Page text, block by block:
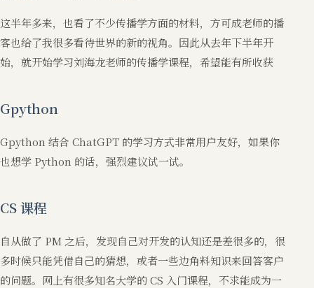
这半年多来，也看了不少传播学方面的材料，方可成老师的播
客也给了我很多看待世界的新的视角。因此从去年下半年开
始，就开始学习刘海龙老师的传播学课程，希望能有所收获
Gpython
Gpython 结合 ChatGPT 的学习方式非常用户友好，如果你
也想学 Python 的话，强烈建议试一试。
CS 课程
自从做了 PM 之后，发现自己对开发的认知还是差很多的，很
多时候只能凭借自己的猜想，或者一些边角料知识来回答客户
的问题。网上有很多知名大学的 CS 入门课程，不求能成为一